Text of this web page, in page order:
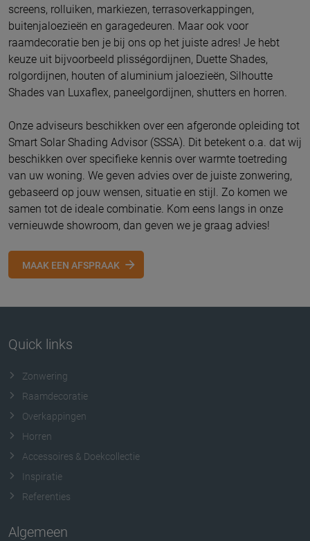
screens, rolluiken, markiezen, terrasoverkappingen,
buitenjaloezieën en garagedeuren. Maar ook voor
raamdecoratie ben je bij ons op het juiste adres! Je hebt
keuze uit bijvoorbeeld plisségordijnen, Duette Shades,
rolgordijnen, houten of aluminium jaloezieën, Silhoutte
Shades van Luxaflex, paneelgordijnen, shutters en horren.
Onze adviseurs beschikken over een afgeronde opleiding tot
Smart Solar Shading Advisor (SSSA). Dit betekent o.a. dat wij
beschikken over specifieke kennis over warmte toetreding
van uw woning. We geven advies over de juiste zonwering,
gebaseerd op jouw wensen, situatie en stijl. Zo komen we
samen tot de ideale combinatie. Kom eens langs in onze
vernieuwde showroom, dan geven we je graag advies!
MAAK EEN AFSPRAAK
Quick links
Zonwering
Raamdecoratie
Overkappingen
Horren
Accessoires & Doekcollectie
Inspiratie
Referenties
Algemeen